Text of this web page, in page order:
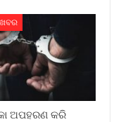
ଅପହରଣ କରି